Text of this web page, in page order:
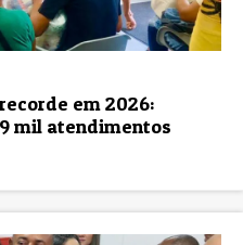
em 2026:
mil atendimentos